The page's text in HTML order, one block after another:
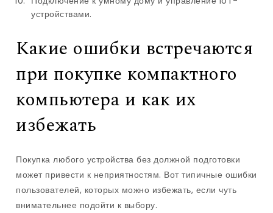
устройствами.
Какие ошибки встречаются
при покупке компактного
компьютера и как их
избежать
Покупка любого устройства без должной подготовки
может привести к неприятностям. Вот типичные ошибки
пользователей, которых можно избежать, если чуть
внимательнее подойти к выбору.